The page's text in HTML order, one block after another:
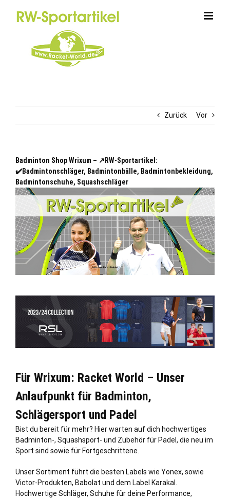
Zurück Vor
Badminton Shop Wrixum – ↗️RW-Sportartikel:
✔️Badmintonschläger, Badmintonbälle, Badmintonbekleidung,
Badmintonschuhe, Squashschläger
Für Wrixum: Racket World – Unser
Anlaufpunkt für Badminton,
Schlägersport und Padel
Bist du bereit für mehr? Hier warten auf dich hochwertiges
Badminton-, Squashsport- und Zubehör für Padel, die neu im
Sport sind sowie für Fortgeschrittene.
Unser Sortiment führt die besten Labels wie Yonex, sowie
Victor-Produkten, Babolat und dem Label Karakal.
Hochwertige Schläger, Schuhe für deine Performance,